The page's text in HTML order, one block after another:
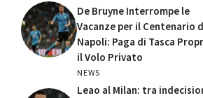
De Bruyne Interrompe le
Vacanze per il Centenario
Napoli: Paga di Tasca
il Volo Privato
NEWS
Leao al Milan: tra